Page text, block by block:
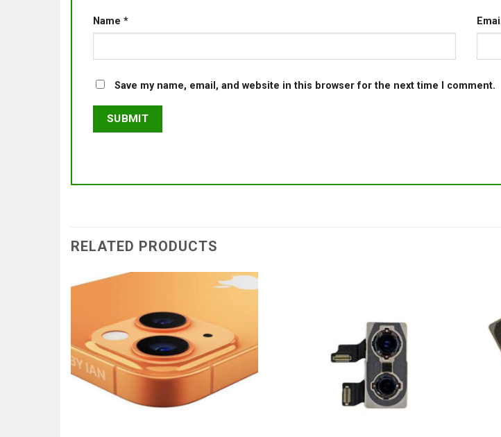
Name * Email
Save my name, email, and website in this browser for the next time I comment.
RELATED PRODUCTS